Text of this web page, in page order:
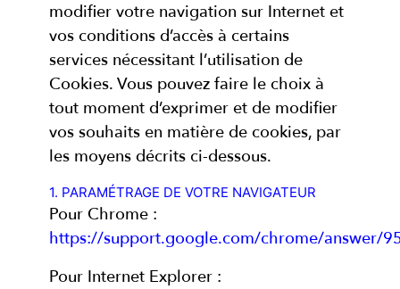
modifier votre navigation sur Internet et
vos conditions d’accès à certains
services nécessitant l’utilisation de
Cookies. Vous pouvez faire le choix à
tout moment d’exprimer et de modifier
vos souhaits en matière de cookies, par
les moyens décrits ci-dessous.
1. PARAMÉTRAGE DE VOTRE NAVIGATEUR
Pour Chrome :
https://support.google.com/chrome/answer/
Pour Internet Explorer :